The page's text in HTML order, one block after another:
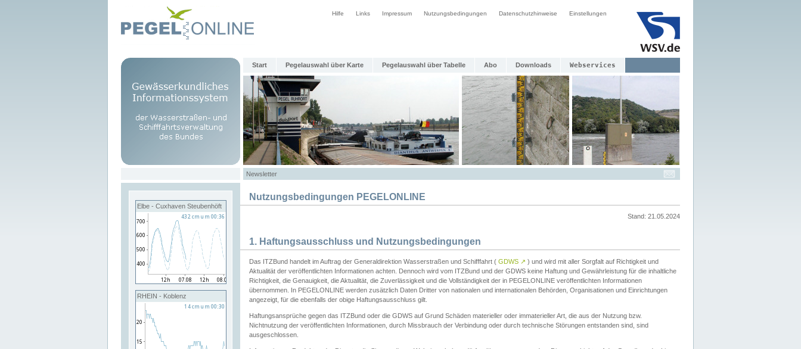
Hilfe Links Impressum Nutzungsbedingungen Datenschutzhinweise Einstellungen
Start Pegelauswahl über Karte Pegelauswahl über Tabelle Abo Downloads Webservices
Newsletter
Elbe - Cuxhaven Steubenhöft
RHEIN - Koblenz
Nutzungsbedingungen PEGELONLINE
Stand: 21.05.2024
1. Haftungsausschluss und Nutzungsbedingungen
Das ITZBund handelt im Auftrag der Generaldirektion Wasserstraßen und Schifffahrt ( GDWS ↗ ) und wird mit aller Sorgfalt auf Richtigkeit und
Aktualität der veröffentlichten Informationen achten. Dennoch wird vom ITZBund und der GDWS keine Haftung und Gewährleistung für die inhaltliche
Richtigkeit, die Genauigkeit, die Aktualität, die Zuverlässigkeit und die Vollständigkeit der in PEGELONLINE veröffentlichten Informationen
übernommen. In PEGELONLINE werden zusätzlich Daten Dritter von nationalen und internationalen Behörden, Organisationen und Einrichtungen
angezeigt, für die ebenfalls der obige Haftungsausschluss gilt.
Haftungsansprüche gegen das ITZBund oder die GDWS auf Grund Schäden materieller oder immaterieller Art, die aus der Nutzung bzw.
Nichtnutzung der veröffentlichten Informationen, durch Missbrauch der Verbindung oder durch technische Störungen entstanden sind, sind
ausgeschlossen.